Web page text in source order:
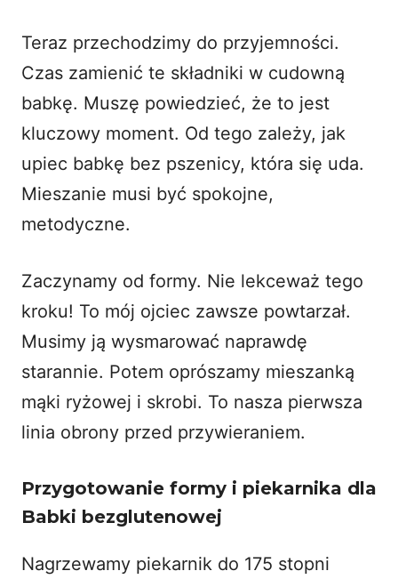
Teraz przechodzimy do przyjemności.
Czas zamienić te składniki w cudowną
babkę. Muszę powiedzieć, że to jest
kluczowy moment. Od tego zależy, jak
upiec babkę bez pszenicy, która się uda.
Mieszanie musi być spokojne,
metodyczne.
Zaczynamy od formy. Nie lekceważ tego
kroku! To mój ojciec zawsze powtarzał.
Musimy ją wysmarować naprawdę
starannie. Potem oprószamy mieszanką
mąki ryżowej i skrobi. To nasza pierwsza
linia obrony przed przywieraniem.
Przygotowanie formy i piekarnika dla
Babki bezglutenowej
Nagrzewamy piekarnik do 175 stopni